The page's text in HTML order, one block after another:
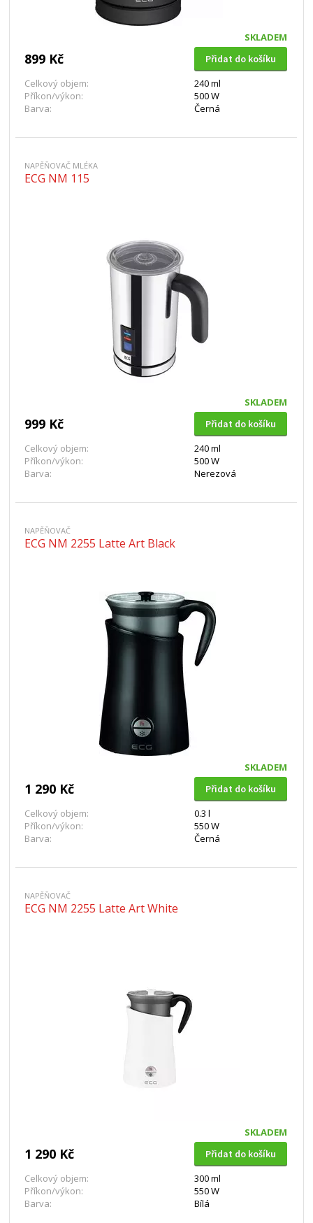
SKLADEM
899 Kč
Přidat do košíku
Celkový objem:
240 ml
Příkon/výkon:
500 W
Barva:
Černá
NAPĚŇOVAČ MLÉKA
ECG NM 115
SKLADEM
999 Kč
Přidat do košíku
Celkový objem:
240 ml
Příkon/výkon:
500 W
Barva:
Nerezová
NAPĚŇOVAČ
ECG NM 2255 Latte Art Black
SKLADEM
1 290 Kč
Přidat do košíku
Celkový objem:
0.3 l
Příkon/výkon:
550 W
Barva:
Černá
NAPĚŇOVAČ
ECG NM 2255 Latte Art White
SKLADEM
1 290 Kč
Přidat do košíku
Celkový objem:
300 ml
Příkon/výkon:
550 W
Barva:
Bílá